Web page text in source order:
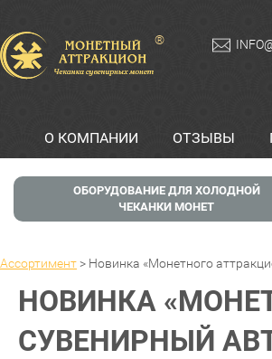
®
О КОМПАНИИ ОТЗЫВЫ
ОБОРУДОВАНИЕ ДЛЯ ХОЛОДНОЙ
ЧЕКАНКИ МОНЕТ
Ассортимент> Новинка «Монетного
НОВИНКА
СУВЕНИРНЫЙ